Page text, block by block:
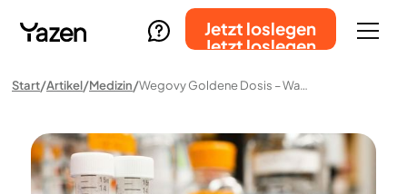
Jetzt loslegen
Jetzt loslegen
Start Artikel Medizin Wegovy Goldene Dosis – Was Ist Dran Und Wie Sicher Ist Das?